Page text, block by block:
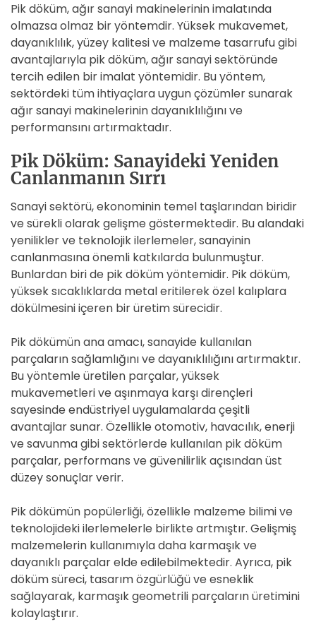
Pik döküm, ağır sanayi makinelerinin imalatında
olmazsa olmaz bir yöntemdir. Yüksek mukavemet,
dayanıklılık, yüzey kalitesi ve malzeme tasarrufu gibi
avantajlarıyla pik döküm, ağır sanayi sektöründe
tercih edilen bir imalat yöntemidir. Bu yöntem,
sektördeki tüm ihtiyaçlara uygun çözümler sunarak
ağır sanayi makinelerinin dayanıklılığını ve
performansını artırmaktadır.
Pik Döküm: Sanayideki Yeniden
Canlanmanın Sırrı
Sanayi sektörü, ekonominin temel taşlarından biridir
ve sürekli olarak gelişme göstermektedir. Bu alandaki
yenilikler ve teknolojik ilerlemeler, sanayinin
canlanmasına önemli katkılarda bulunmuştur.
Bunlardan biri de pik döküm yöntemidir. Pik döküm,
yüksek sıcaklıklarda metal eritilerek özel kalıplara
dökülmesini içeren bir üretim sürecidir.
Pik dökümün ana amacı, sanayide kullanılan
parçaların sağlamlığını ve dayanıklılığını artırmaktır.
Bu yöntemle üretilen parçalar, yüksek
mukavemetleri ve aşınmaya karşı dirençleri
sayesinde endüstriyel uygulamalarda çeşitli
avantajlar sunar. Özellikle otomotiv, havacılık, enerji
ve savunma gibi sektörlerde kullanılan pik döküm
parçalar, performans ve güvenilirlik açısından üst
düzey sonuçlar verir.
Pik dökümün popülerliği, özellikle malzeme bilimi ve
teknolojideki ilerlemelerle birlikte artmıştır. Gelişmiş
malzemelerin kullanımıyla daha karmaşık ve
dayanıklı parçalar elde edilebilmektedir. Ayrıca, pik
döküm süreci, tasarım özgürlüğü ve esneklik
sağlayarak, karmaşık geometrili parçaların üretimini
kolaylaştırır.